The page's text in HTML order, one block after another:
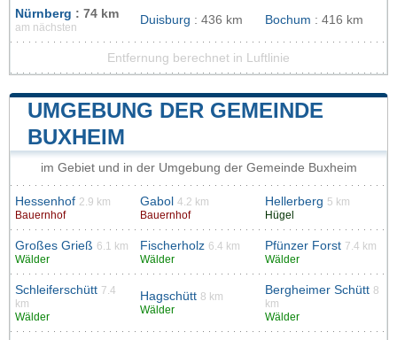
Nürnberg : 74 km
am nächsten
Duisburg : 436 km Bochum : 416 km
Entfernung berechnet in Luftlinie
UMGEBUNG DER GEMEINDE
BUXHEIM
im Gebiet und in der Umgebung der Gemeinde Buxheim
Hessenhof 2.9 km
Bauernhof
Gabol 4.2 km
Bauernhof
Hellerberg 5 km
Hügel
Großes Grieß 6.1 km
Wälder
Fischerholz 6.4 km
Wälder
Pfünzer Forst 7.4 km
Wälder
Schleiferschütt 7.4
km
Wälder
Hagschütt 8 km
Wälder
Bergheimer Schütt 8
km
Wälder